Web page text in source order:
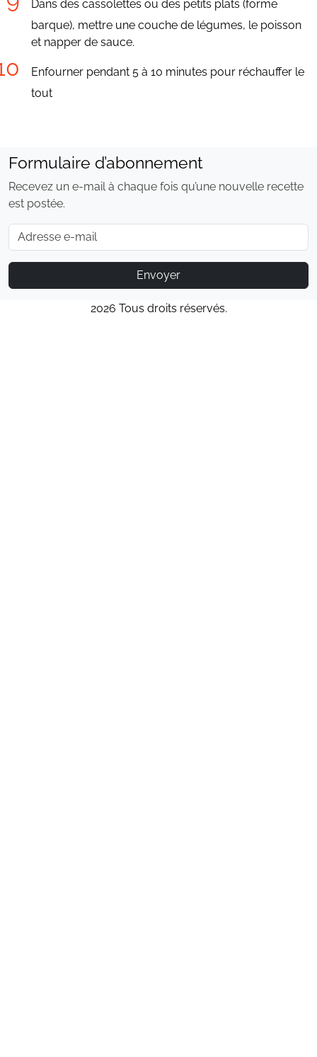
Dans des cassolettes ou des petits plats (forme
barque), mettre une couche de légumes, le poisson
et napper de sauce.
Enfourner pendant 5 à 10 minutes pour réchauffer le
tout
Formulaire d’abonnement
Recevez un e-mail à chaque fois qu’une nouvelle recette
est postée.
E-mail
Envoyer
2026 Tous droits réservés.